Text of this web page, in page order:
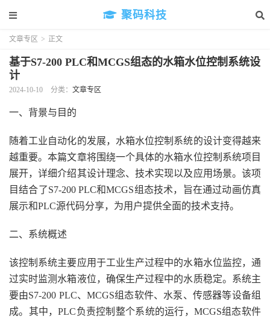
聚码科技
文章专区 > 正文
基于S7-200 PLC和MCGS组态的水箱水位控制系统设
计
2024-10-10 分类： 文章专区
一、背景与目的
随着工业自动化的发展，水箱水位控制系统的设计变得越来
越重要。本篇文章将围绕一个具体的水箱水位控制系统项目
展开，详细介绍其设计理念、技术实现以及应用场景。该项
目结合了S7-200 PLC和MCGS组态技术，旨在通过动画仿真
展示和PLC源代码分享，为用户提供全面的技术支持。
二、系统概述
该控制系统主要应用于工业生产过程中的水箱水位监控，通
过实时监测水箱液位，确保生产过程中的水质稳定。系统主
要由S7-200 PLC、MCGS组态软件、水泵、传感器等设备组
成。其中，PLC负责控制整个系统的运行，MCGS组态软件